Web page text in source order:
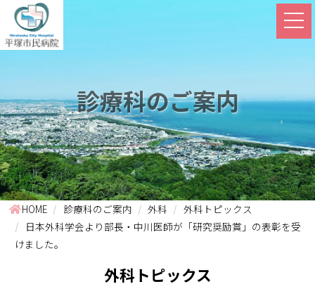
診療科のご案内
HOME 診療科のご案内 外科
外科トピックス
日本外科学会より部長・中川医師が「研究奨励賞」の表彰を受
けました。
外科トピックス